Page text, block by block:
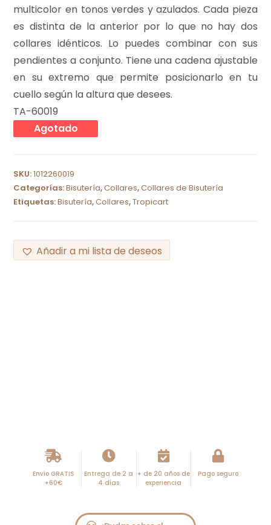
multicolor en tonos verdes y azulados. Cada pieza
es distinta de la anterior por lo que no hay dos
collares idénticos. Lo puedes combinar con sus
pendientes a conjunto. Tiene una cadena ajustable
en su extremo que permite posicionarlo en tu
cuello según la altura que desees.
TA-60019
Agotado
SKU:1012260019
Categorías:Bisutería,Collares,Collares de Bisutería
Etiquetas:Bisutería,Collares,Tropicart
Añadir a mi lista de deseos
Envío GRATIS
+60€
Entrega de 2 a
4 días
+ de 20 años de
experiencia
Pago seguro